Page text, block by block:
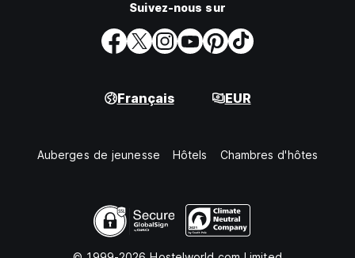
Suivez-nous sur
Français EUR
Auberges de jeunesse Hôtels Chambres d'hôtes